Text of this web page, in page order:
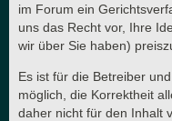
im Forum ein
uns das Recht vor, Ihre
wir über Sie haben)
Es ist für die Betreiber
möglich, die Korrektheit
daher nicht für den Inhalt